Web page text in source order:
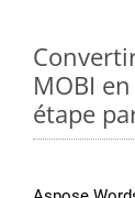
MOBI
étape